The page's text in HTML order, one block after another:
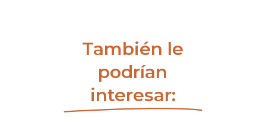
También le
podrían
interesar: